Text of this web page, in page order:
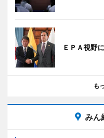
ＥＰＡ視野
も
みん